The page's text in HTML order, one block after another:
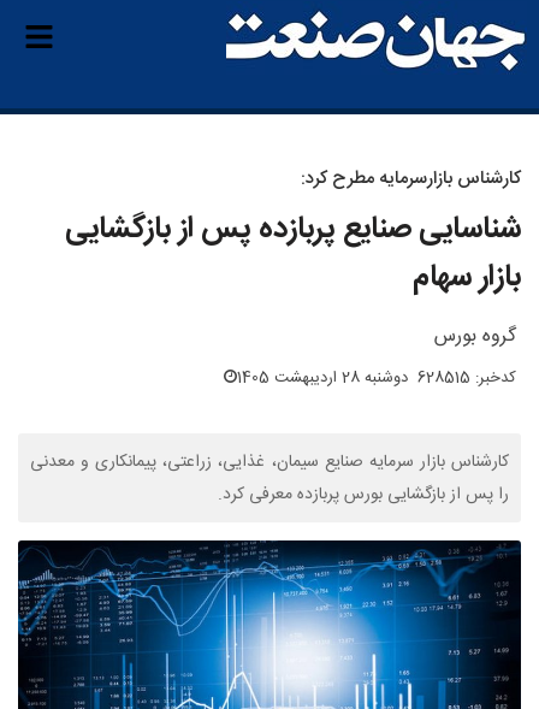
کارشناس بازارسرمایه مطرح کرد:
شناسایی صنایع پربازده پس از بازگشایی
بازار سهام
گروه بورس
کدخبر: 628515 دوشنبه 28 اردیبهشت 1405
کارشناس بازار سرمایه صنایع سیمان، غذایی، زراعتی، پیمانکاری و معدنی
را پس از بازگشایی بورس پربازده معرفی کرد.